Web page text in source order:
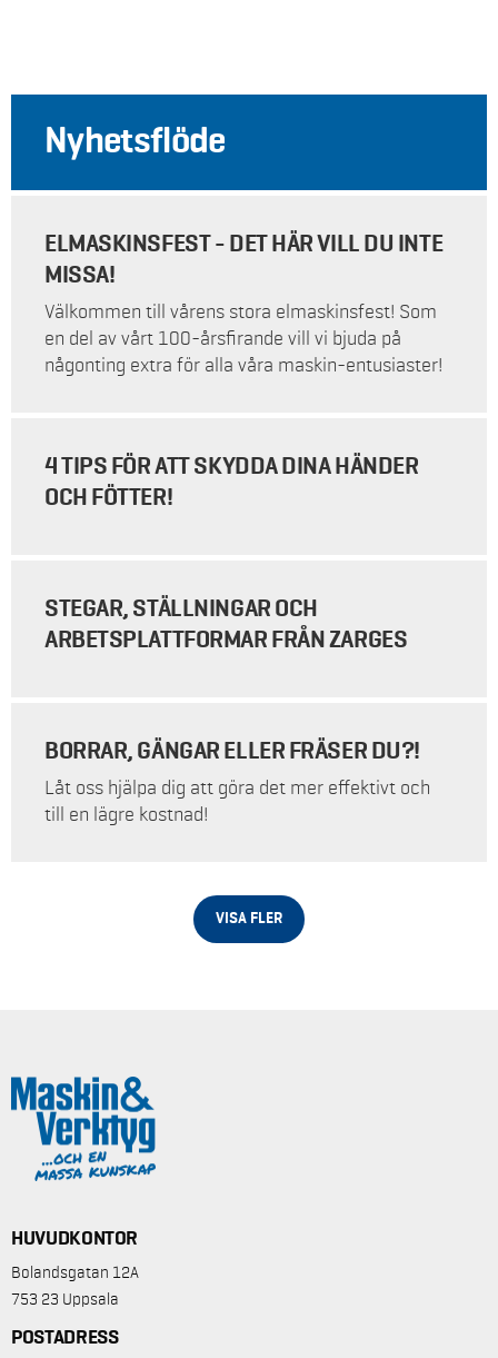
Nyhetsflöde
ELMASKINSFEST - DET HÄR VILL DU INTE
MISSA!
Välkommen till vårens stora elmaskinsfest! Som
en del av vårt 100-årsfirande vill vi bjuda på
någonting extra för alla våra maskin-entusiaster!
4 TIPS FÖR ATT SKYDDA DINA HÄNDER
OCH FÖTTER!
STEGAR, STÄLLNINGAR OCH
ARBETSPLATTFORMAR FRÅN ZARGES
BORRAR, GÄNGAR ELLER FRÄSER DU?!
Låt oss hjälpa dig att göra det mer effektivt och
till en lägre kostnad!
VISA FLER
HUVUDKONTOR
Bolandsgatan 12A
753 23 Uppsala
POSTADRESS